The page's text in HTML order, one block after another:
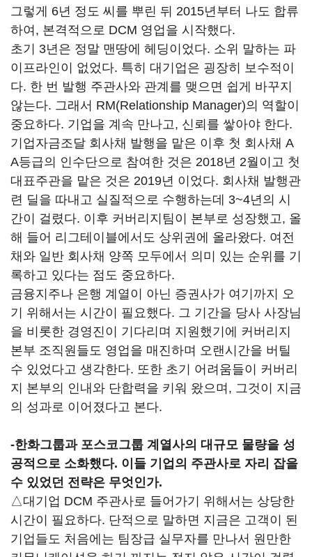
그렇게 6년 정도 씨를 뿌린 뒤 2015년부터 나도 합류
하여, 본격적으로 DCM 영업을 시작했다.
초기 3년은 정말 맨땅에 헤딩이었다. 소위 말하는 파
이프라인이 없었다. 특히 대기업은 굉장히 보수적이
다. 한 번 발행 주관사와 관계를 맺으면 쉽게 바꾸지
않는다. 그래서 RM(Relationship Manager)의 역할이
중요하다. 기업을 계속 만나고, 신뢰를 쌓아야 한다.
기업자금조달 회사채 발행을 맡은 이후 첫 회사채 A
A등급의 인수단으로 참여한 것은 2018년 2월이고 첫
대표주관을 맡은 것은 2019년 이었다. 회사채 발행관
련 딜을 따내고 실질적으로 수행하는데 3~4년의 시
간이 걸렸다. 이후 커버리지팀이 본부로 성장했고, 올
해 들어 리그테이블에서도 상위권에 올라왔다. 여전
채와 일반 회사채 양쪽 모두에서 의미 있는 순위를 기
록하고 있다는 점도 중요하다.
금융지주나 은행 계열이 아닌 증권사가 여기까지 오
기 위해서는 시간이 필요했다. 그 기간을 당사 사장님
을 비롯한 경영진이 기다리며 지원했기에 커버리지
본부 조직원들도 영업을 매진하며 오랜시간을 버틸
수 있었다고 생각한다. 또한 초기 어려움들이 커버리
지 본부의 인내와 단합력을 키워 왔으며, 그것이 지금
의 성과로 이어졌다고 본다.
-한화그룹과 포스코그룹 계열사의 대규모 물량을 성
공적으로 소화했다. 이들 기업의 주관사로 자리 잡을
수 있었던 전략은 무엇인가.
△대기업 DCM 주관사로 들어가기 위해서는 상당한
시간이 필요하다. 단적으로 말하면 지금은 고객이 된
기업들도 처음에는 팀장급 실무자를 만나서 원만한